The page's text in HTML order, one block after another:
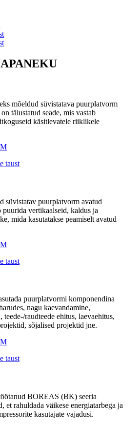
mõeldud süvistatava puurplatvorm
täiustatud seade, mis vastab
käsitlevatele riiklikele
süvistatav puurplatvorm avatud
puurida vertikaalseid, kaldus ja
mida kasutatakse peamiselt avatud
puurplatvormi komponendina
nagu kaevandamine,
teede-/raudteede ehitus, laevaehitus,
sõjalised projektid jne.
BOREAS (BK) seeria
et rahuldada väikese energiatarbega ja
kasutajate vajadusi.